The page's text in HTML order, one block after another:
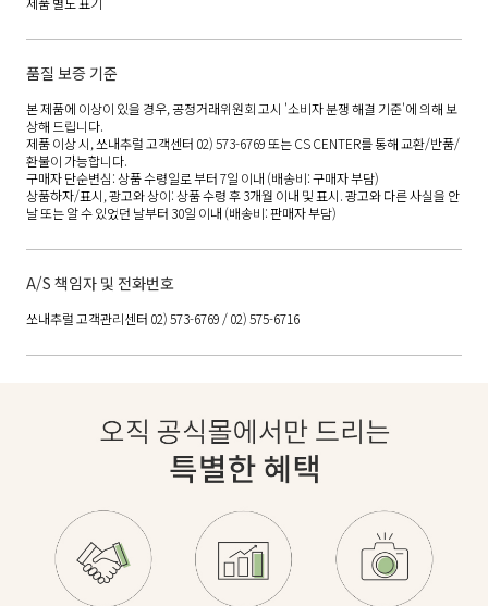
품질 보증 기준
본 제품에 이상이 있을 경우, 공정거래위원회 고시 '소비자 분쟁 해결 기준'에 의해 보
상해 드립니다.
제품 이상 시, 쏘내추럴 고객센터 02) 573-6769 또는 CS CENTER를 통해 교환/반품/
환불이 가능합니다.
구매자 단순변심: 상품 수령일로 부터 7일 이내 (배송비: 구매자 부담)
상품하자/표시, 광고와 상이: 상품 수령 후 3개월 이내 및 표시. 광고와 다른 사실을 안
날 또는 알 수 있었던 날부터 30일 이내 (배송비: 판매자 부담)
A/S 책임자 및 전화번호
쏘내추럴 고객관리센터 02) 573-6769 / 02) 575-6716